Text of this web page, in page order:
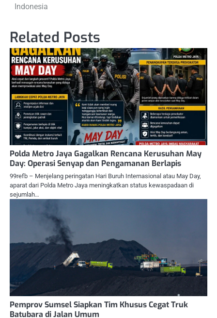
Indonesia
Related Posts
Polda Metro Jaya Gagalkan Rencana Kerusuhan May
Day: Operasi Senyap dan Pengamanan Berlapis
99refb – Menjelang peringatan Hari Buruh Internasional atau May Day,
aparat dari Polda Metro Jaya meningkatkan status kewaspadaan di
sejumlah…
Pemprov Sumsel Siapkan Tim Khusus Cegat Truk
Batubara di Jalan Umum